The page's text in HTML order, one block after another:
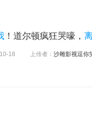
！道尔顿疯狂哭嚎，
18 上传者： 沙雕影视逗你